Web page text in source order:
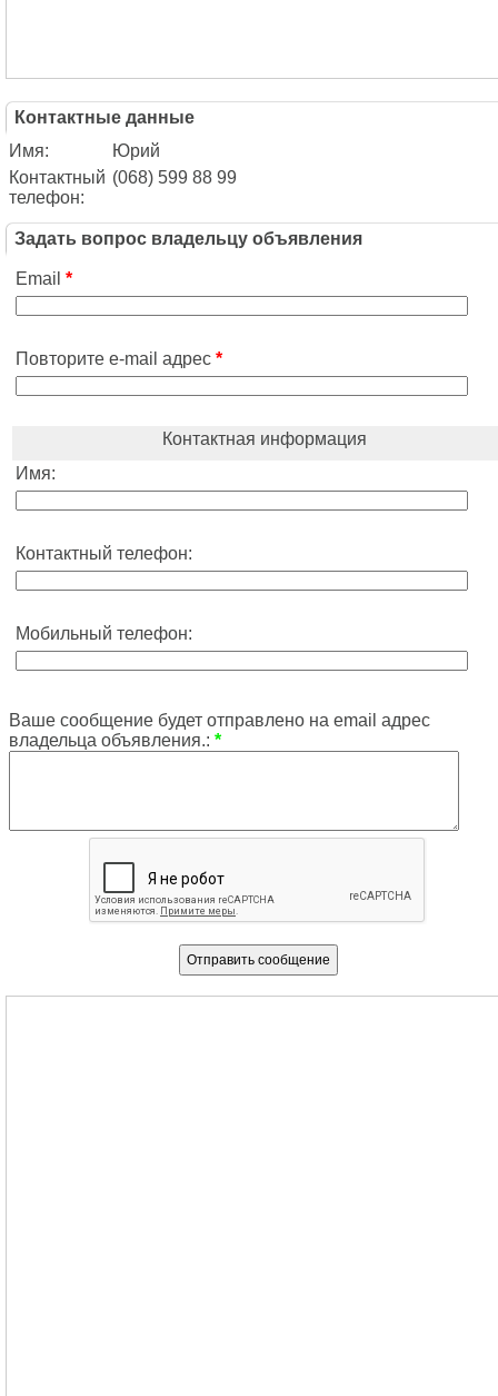
Контактные данные
Имя:
Юрий
Контактный
телефон:
(068) 599 88 99
Задать вопрос владельцу объявления
Email *
Повторите e-mail адрес *
Контактная информация
Имя:
Контактный телефон:
Мобильный телефон:
Ваше сообщение будет отправлено на email адрес
владельца объявления.: *